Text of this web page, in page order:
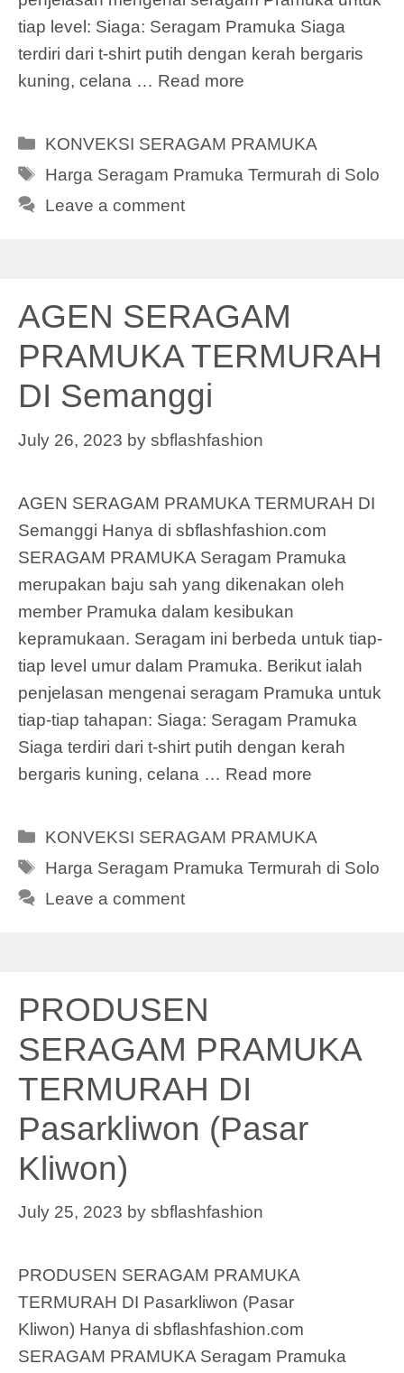
tiap level: Siaga: Seragam Pramuka Siaga
terdiri dari t-shirt putih dengan kerah bergaris
kuning, celana … Read more
Categories
KONVEKSI SERAGAM PRAMUKA
Tags
Harga Seragam Pramuka Termurah di Solo
Leave a comment
AGEN SERAGAM
PRAMUKA TERMURAH
DI Semanggi
July 26, 2023 by sbflashfashion
AGEN SERAGAM PRAMUKA TERMURAH DI
Semanggi Hanya di sbflashfashion.com
SERAGAM PRAMUKA Seragam Pramuka
merupakan baju sah yang dikenakan oleh
member Pramuka dalam kesibukan
kepramukaan. Seragam ini berbeda untuk tiap-
tiap level umur dalam Pramuka. Berikut ialah
penjelasan mengenai seragam Pramuka untuk
tiap-tiap tahapan: Siaga: Seragam Pramuka
Siaga terdiri dari t-shirt putih dengan kerah
bergaris kuning, celana … Read more
Categories
KONVEKSI SERAGAM PRAMUKA
Tags
Harga Seragam Pramuka Termurah di Solo
Leave a comment
PRODUSEN
SERAGAM PRAMUKA
TERMURAH DI
Pasarkliwon (Pasar
Kliwon)
July 25, 2023 by sbflashfashion
PRODUSEN SERAGAM PRAMUKA
TERMURAH DI Pasarkliwon (Pasar
Kliwon) Hanya di sbflashfashion.com
SERAGAM PRAMUKA Seragam Pramuka